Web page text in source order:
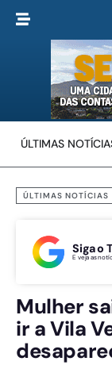
ÚLTIMAS
ÚLTIMAS NOTÍCIAS
Siga o
E veja as
Mulher
ir a Vila